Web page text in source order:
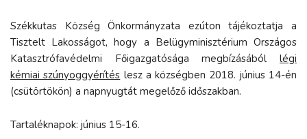
Székkutas Község Önkormányzata ezúton tájékoztatja a
Tisztelt Lakosságot, hogy a Belügyminisztérium Országos
Katasztrófavédelmi Főigazgatósága megbízásából légi
kémiai szúnyoggyérítés lesz a községben 2018. június 14-én
(csütörtökön) a napnyugtát megelőző időszakban.
Tartaléknapok: június 15-16.